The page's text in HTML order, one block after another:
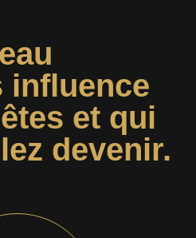
influence
et qui
devenir.